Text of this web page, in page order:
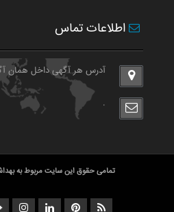
اطلاعات تماس
آدرس هر آگهی داخل همان
.
تمامی حقوق این سایت مربوط به